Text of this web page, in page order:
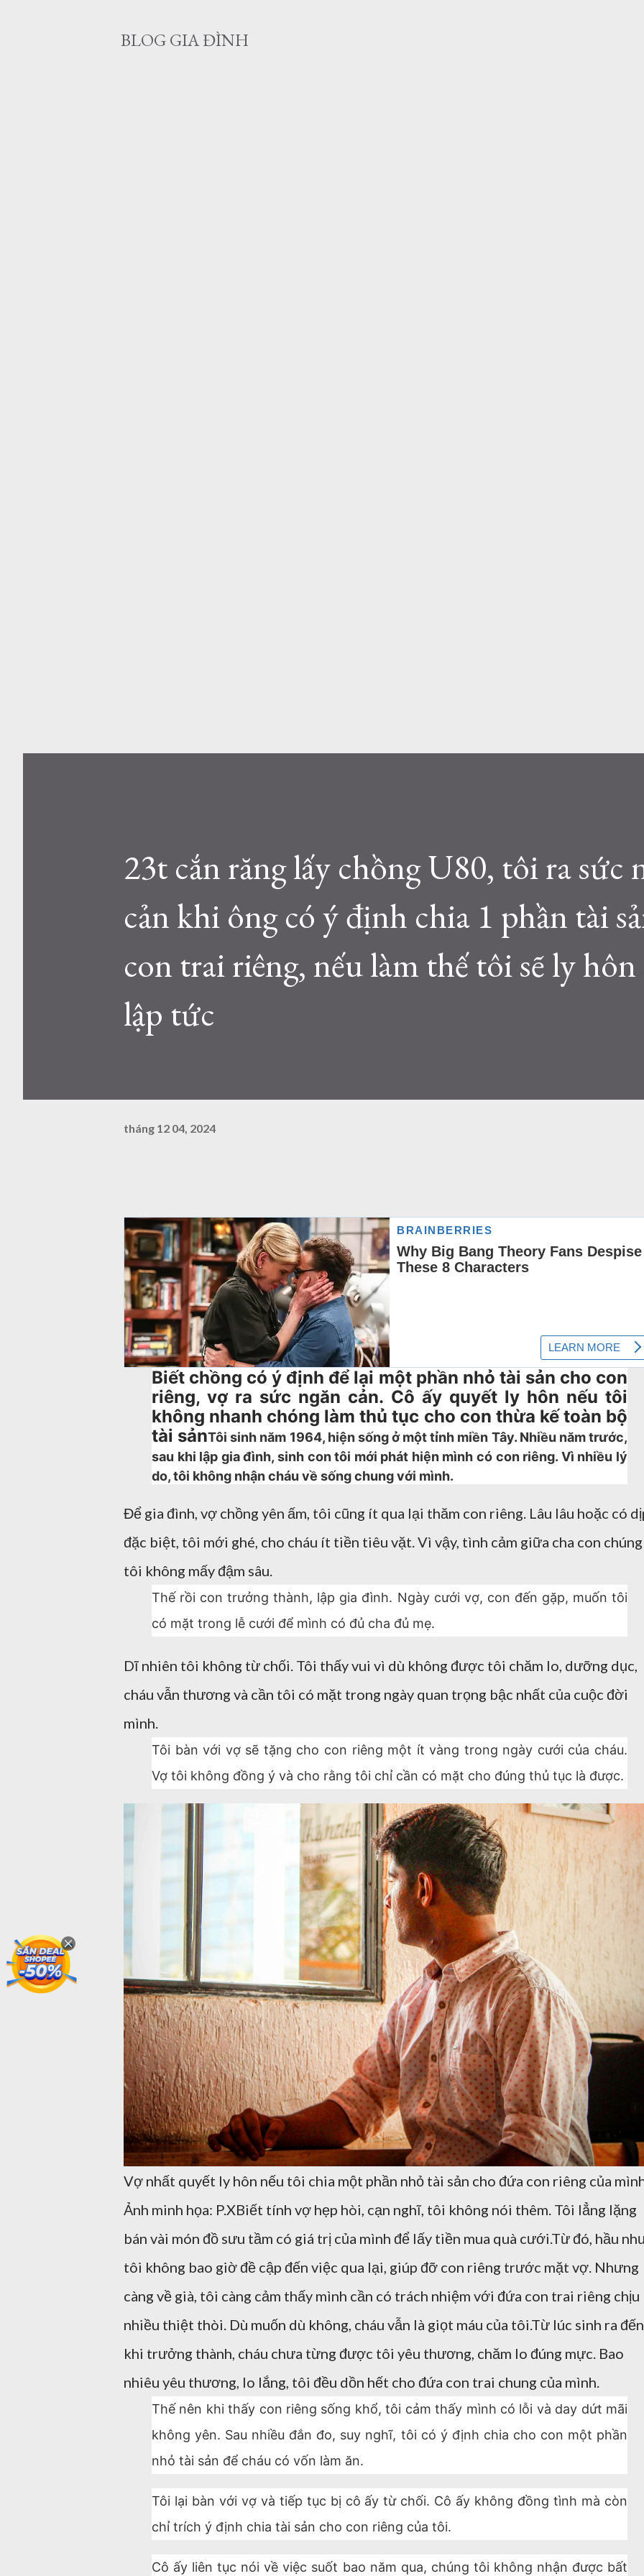
BLOG GIA ĐÌNH
23t cắn răng lấy chồng U80, tôi ra sức
cản khi ông có ý định chia 1 phần tài
con trai riêng, nếu làm thế tôi sẽ ly
lập tức
tháng 12 04, 2024
Biết chồng có ý định để lại một phần nhỏ tài sản cho con
riêng, vợ ra sức ngăn cản. Cô ấy quyết ly hôn nếu tôi
không nhanh chóng làm thủ tục cho con thừa kế toàn bộ
tài sảnTôi sinh năm 1964, hiện sống ở một tỉnh miền Tây. Nhiều năm trước,
sau khi lập gia đình, sinh con tôi mới phát hiện mình có con riêng. Vì nhiều lý
do, tôi không nhận cháu về sống chung với mình.
Để gia đình, vợ chồng yên ấm, tôi cũng ít qua lại thăm con riêng. Lâu lâu hoặc có
đặc biệt, tôi mới ghé, cho cháu ít tiền tiêu vặt. Vì vậy, tình cảm giữa cha con chúng
tôi không mấy đậm sâu.
Thế rồi con trưởng thành, lập gia đình. Ngày cưới vợ, con đến gặp, muốn tôi
có mặt trong lễ cưới để mình có đủ cha đủ mẹ.
Dĩ nhiên tôi không từ chối. Tôi thấy vui vì dù không được tôi chăm lo, dưỡng dục,
cháu vẫn thương và cần tôi có mặt trong ngày quan trọng bậc nhất của cuộc đời
mình.
Tôi bàn với vợ sẽ tặng cho con riêng một ít vàng trong ngày cưới của cháu.
Vợ tôi không đồng ý và cho rằng tôi chỉ cần có mặt cho đúng thủ tục là được.
Vợ nhất quyết ly hôn nếu tôi chia một phần nhỏ tài sản cho đứa con riêng của
Ảnh minh họa: P.XBiết tính vợ hẹp hòi, cạn nghĩ, tôi không nói thêm. Tôi lẳng lặng
bán vài món đồ sưu tầm có giá trị của mình để lấy tiền mua quà cưới.Từ đó, hầu
tôi không bao giờ đề cập đến việc qua lại, giúp đỡ con riêng trước mặt vợ. Nhưng
càng về già, tôi càng cảm thấy mình cần có trách nhiệm với đứa con trai riêng chịu
nhiều thiệt thòi. Dù muốn dù không, cháu vẫn là giọt máu của tôi.Từ lúc sinh ra đến
khi trưởng thành, cháu chưa từng được tôi yêu thương, chăm lo đúng mực. Bao
nhiêu yêu thương, lo lắng, tôi đều dồn hết cho đứa con trai chung của mình.
Thế nên khi thấy con riêng sống khổ, tôi cảm thấy mình có lỗi và day dứt mãi
không yên. Sau nhiều đắn đo, suy nghĩ, tôi có ý định chia cho con một phần
nhỏ tài sản để cháu có vốn làm ăn.
Tôi lại bàn với vợ và tiếp tục bị cô ấy từ chối. Cô ấy không đồng tình mà còn
chỉ trích ý định chia tài sản cho con riêng của tôi.
Cô ấy liên tục nói về việc suốt bao năm qua, chúng tôi không nhận được bất